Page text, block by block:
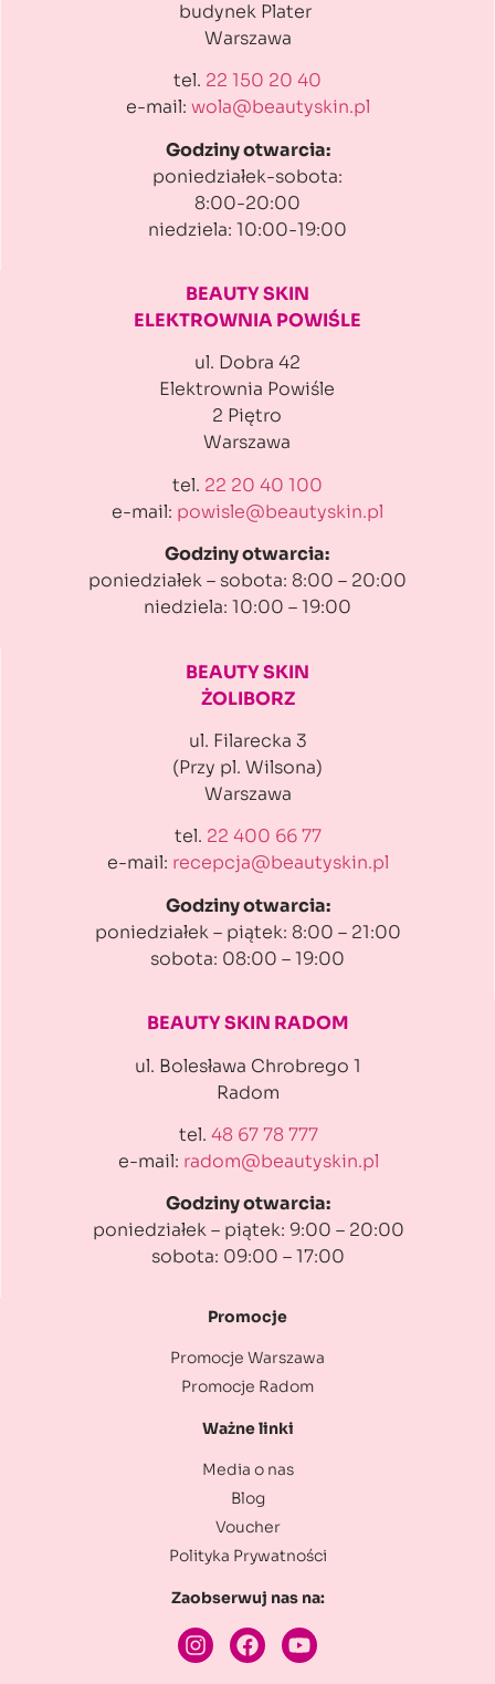
budynek Plater
Warszawa
tel. 22 150 20 40
e-mail: wola@beautyskin.pl
Godziny otwarcia:
poniedziałek-sobota:
8:00-20:00
niedziela: 10:00-19:00
BEAUTY SKIN
ELEKTROWNIA POWIŚLE
ul. Dobra 42
Elektrownia Powiśle
2 Piętro
Warszawa
tel. 22 20 40 100
e-mail: powisle@beautyskin.pl
Godziny otwarcia:
poniedziałek – sobota: 8:00 – 20:00
niedziela: 10:00 – 19:00
BEAUTY SKIN
ŻOLIBORZ
ul. Filarecka 3
(Przy pl. Wilsona)
Warszawa
tel. 22 400 66 77
e-mail: recepcja@beautyskin.pl
Godziny otwarcia:
poniedziałek – piątek: 8:00 – 21:00
sobota: 08:00 – 19:00
BEAUTY SKIN RADOM
ul. Bolesława Chrobrego 1
Radom
tel. 48 67 78 777
e-mail: radom@beautyskin.pl
Godziny otwarcia:
poniedziałek – piątek: 9:00 – 20:00
sobota: 09:00 – 17:00
Promocje
Promocje Warszawa
Promocje Radom
Ważne linki
Media o nas
Blog
Voucher
Polityka Prywatności
Zaobserwuj nas na: